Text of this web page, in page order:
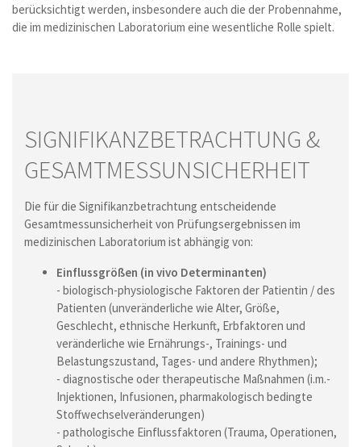
berücksichtigt werden, insbesondere auch die der Probennahme,
die im medizinischen Laboratorium eine wesentliche Rolle spielt.
SIGNIFIKANZ­BETRACHTUNG &
GESAMTMESS­UNSICHERHEIT
Die für die Signifikanzbetrachtung entscheidende
Gesamtmessunsicherheit von Prüfungsergebnissen im
medizinischen Laboratorium ist abhängig von:
Einflussgrößen (in vivo Determinanten)
- biologisch-physiologische Faktoren der Patientin / des
Patienten (unveränderliche wie Alter, Größe,
Geschlecht, ethnische Herkunft, Erbfaktoren und
veränderliche wie Ernährungs-, Trainings- und
Belastungszustand, Tages- und andere Rhythmen);
- diagnostische oder therapeutische Maßnahmen (i.m.-
Injektionen, Infusionen, pharmakologisch bedingte
Stoffwechselveränderungen)
- pathologische Einflussfaktoren (Trauma, Operationen,